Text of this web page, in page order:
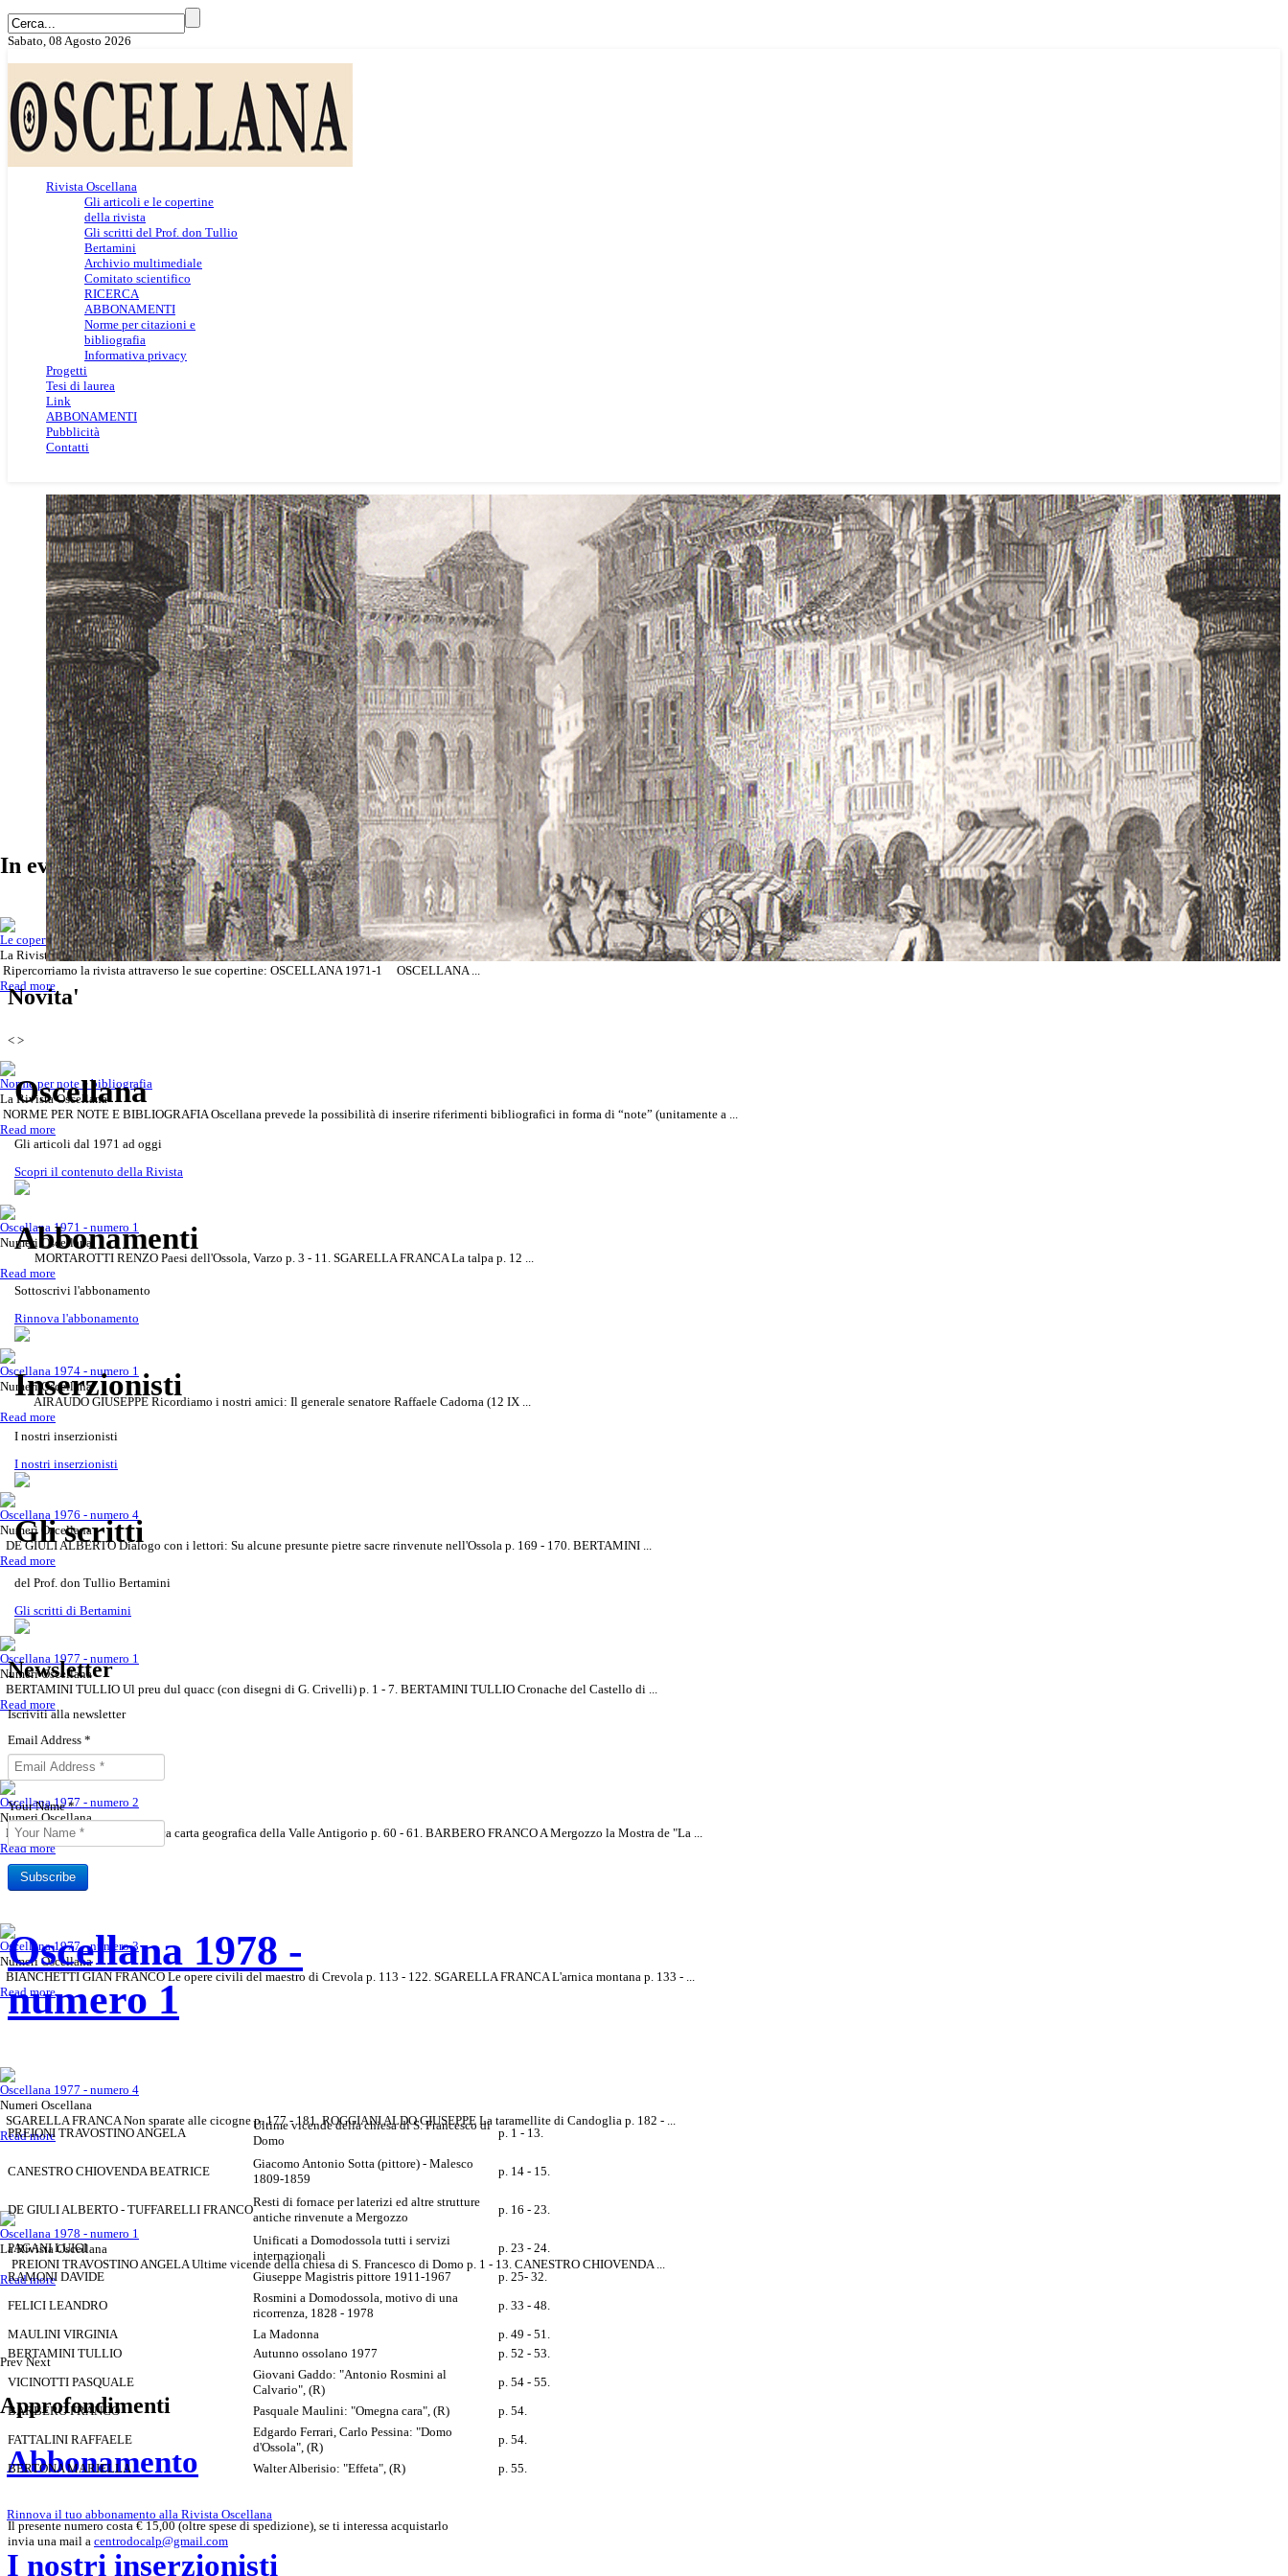
Sabato, 08 Agosto 2026
Rivista Oscellana
Gli articoli e le copertine
della rivista
Gli scritti del Prof. don Tullio
Bertamini
Archivio multimediale
Comitato scientifico
RICERCA
ABBONAMENTI
Norme per citazioni e
bibliografia
Informativa privacy
Progetti
Tesi di laurea
Link
ABBONAMENTI
Pubblicità
Contatti
Rivista Oscellana
Scoprila attraverso le copertine della Rivista
Rivista Oscellana
Gli scritti del Prof. don Tullio Bertamini
Read more
Rivista Oscellana
Sottoscrivi il tuo abbonamento alla Rivista
Read more
Novita'
< >
Oscellana
Gli articoli dal 1971 ad oggi
Scopri il contenuto della Rivista
Abbonamenti
Sottoscrivi l'abbonamento
Rinnova l'abbonamento
Inserzionisti
I nostri inserzionisti
I nostri inserzionisti
Gli scritti
del Prof. don Tullio Bertamini
Gli scritti di Bertamini
Newsletter
Iscriviti alla newsletter
Email Address *
Your Name*
Subscribe
Oscellana 1978 -
numero 1
PREIONI TRAVOSTINO ANGELA
Ultime vicende della chiesa di S. Francesco di
Domo
p. 1 - 13.
CANESTRO CHIOVENDA BEATRICE
Giacomo Antonio Sotta (pittore) - Malesco
1809-1859
p. 14 - 15.
DE GIULI ALBERTO - TUFFARELLI FRANCO
Resti di fornace per laterizi ed altre strutture
antiche rinvenute a Mergozzo
p. 16 - 23.
PAGANI LUIGI
Unificati a Domodossola tutti i servizi
internazionali
p. 23 - 24.
RAMONI DAVIDE
Giuseppe Magistris pittore 1911-1967
p. 25- 32.
FELICI LEANDRO
Rosmini a Domodossola, motivo di una
ricorrenza, 1828 - 1978
p. 33 - 48.
MAULINI VIRGINIA
La Madonna
p. 49 - 51.
BERTAMINI TULLIO
Autunno ossolano 1977
p. 52 - 53.
VICINOTTI PASQUALE
Giovani Gaddo: "Antonio Rosmini al
Calvario", (R)
p. 54 - 55.
BARBERO FRANCO
Pasquale Maulini: "Omegna cara", (R)
p. 54.
FATTALINI RAFFAELE
Edgardo Ferrari, Carlo Pessina: "Domo
d'Ossola", (R)
p. 54.
BERTONA MARIELLA
Walter Alberisio: "Effeta", (R) p. 55.
Il presente numero costa € 15,00 (oltre spese di spedizione), se ti interessa acquistarlo
invia una mail a centrodocalp@gmail.com
In evidenza
Le copertine della Rivista e gli indici
La Rivista Oscellana
Ripercorriamo la rivista attraverso le sue copertine: OSCELLANA 1971-1 OSCELLANA ...
Read more
Norme per note e bibliografia
La Rivista Oscellana
NORME PER NOTE E BIBLIOGRAFIA Oscellana prevede la possibilità di inserire riferimenti bibliografici in forma di “note” (unitamente a ...
Read more
Oscellana 1971 - numero 1
Numeri Oscellana
MORTAROTTI RENZO Paesi dell'Ossola, Varzo p. 3 - 11. SGARELLA FRANCA La talpa p. 12 ...
Read more
Oscellana 1974 - numero 1
Numeri Oscellana
AIRAUDO GIUSEPPE Ricordiamo i nostri amici: Il generale senatore Raffaele Cadorna (12 IX ...
Read more
Oscellana 1976 - numero 4
Numeri Oscellana
DE GIULI ALBERTO Dialogo con i lettori: Su alcune presunte pietre sacre rinvenute nell'Ossola p. 169 - 170. BERTAMINI ...
Read more
Oscellana 1977 - numero 1
Numeri Oscellana
BERTAMINI TULLIO Ul preu dul quacc (con disegni di G. Crivelli) p. 1 - 7. BERTAMINI TULLIO Cronache del Castello di ...
Read more
Oscellana 1977 - numero 2
Numeri Oscellana
BERTAMINI TULLIO Un'antica carta geografica della Valle Antigorio p. 60 - 61. BARBERO FRANCO A Mergozzo la Mostra de "La ...
Read more
Oscellana 1977 - numero 3
Numeri Oscellana
BIANCHETTI GIAN FRANCO Le opere civili del maestro di Crevola p. 113 - 122. SGARELLA FRANCA L'arnica montana p. 133 - ...
Read more
Oscellana 1977 - numero 4
Numeri Oscellana
SGARELLA FRANCA Non sparate alle cicogne p. 177 - 181. ROGGIANI ALDO GIUSEPPE La taramellite di Candoglia p. 182 - ...
Read more
Oscellana 1978 - numero 1
La Rivista Oscellana
PREIONI TRAVOSTINO ANGELA Ultime vicende della chiesa di S. Francesco di Domo p. 1 - 13. CANESTRO CHIOVENDA ...
Read more
Prev Next
Approfondimenti
Abbonamento
Rinnova il tuo abbonamento alla Rivista Oscellana
I nostri inserzionisti